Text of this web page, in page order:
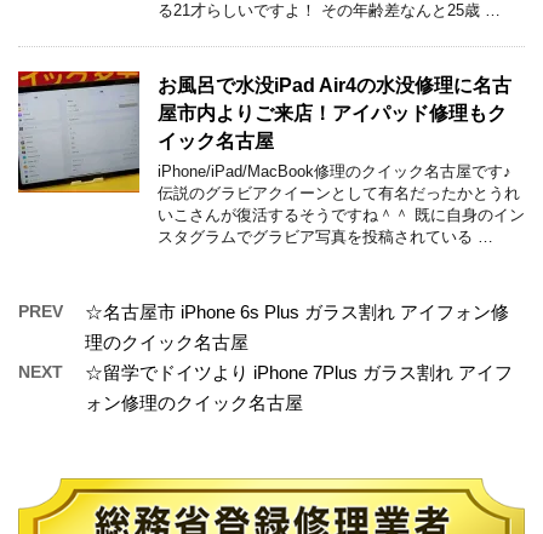
る21才らしいですよ！ その年齢差なんと25歳 …
お風呂で水没iPad Air4の水没修理に名古
屋市内よりご来店！アイパッド修理もク
イック名古屋
iPhone/iPad/MacBook修理のクイック名古屋です♪
伝説のグラビアクイーンとして有名だったかとうれ
いこさんが復活するそうですね＾＾ 既に自身のイン
スタグラムでグラビア写真を投稿されている …
PREV
☆名古屋市 iPhone 6s Plus ガラス割れ アイフォン修
理のクイック名古屋
NEXT
☆留学でドイツより iPhone 7Plus ガラス割れ アイフ
ォン修理のクイック名古屋